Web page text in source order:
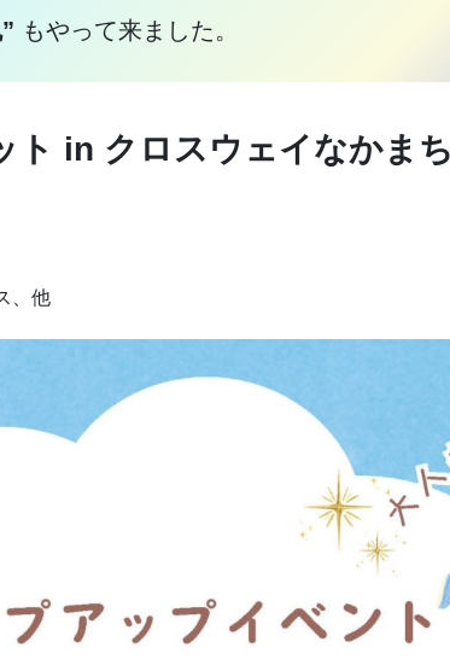
もやって来ました。
ト in クロスウェイなかま
、他